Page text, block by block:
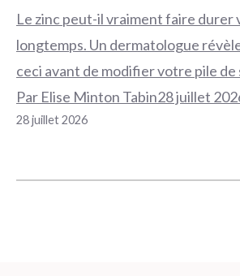
Le zinc peut-il vraiment faire durer
longtemps. Un dermatologue
ceci avant de modifier votre pile de
Par Elise Minton Tabin28 juillet
28 juillet 2026